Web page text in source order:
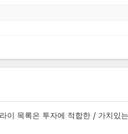
목록은 투자에 적합한 / 가치있